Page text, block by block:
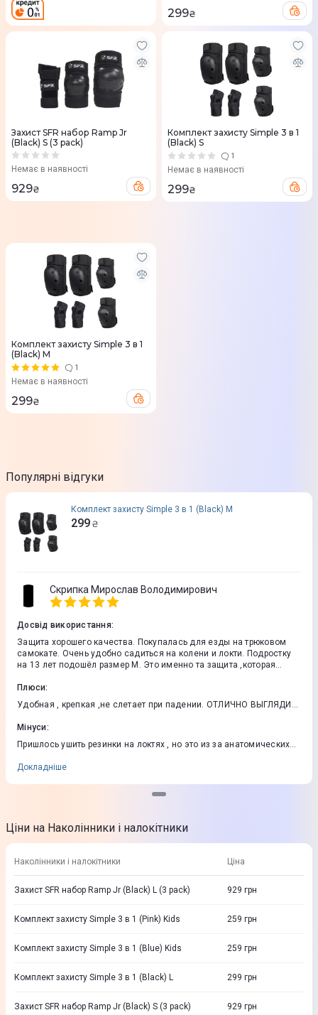
299₴
Захист SFR набор Ramp Jr
(Black) S (3 pack)
Немає в наявності
929₴
Комплект захисту Simple 3 в 1
(Black) S
1
Немає в наявності
299₴
Комплект захисту Simple 3 в 1
(Black) M
1
Немає в наявності
299₴
Популярні відгуки
Комплект захисту Simple 3 в 1 (Black) M
299 ₴
Скрипка Мирослав Володимирович
Досвід використання:
Защита хорошего качества. Покупалась для езды на трюковом
самокате. Очень удобно садиться на колени и локти. Подростку
на 13 лет подошёл размер М. Это именно та защита ,которая
размер.
Плюси:
Удобная , крепкая ,не слетает при падении. ОТЛИЧНО ВЫГЛЯДИТ
Мінуси:
Пришлось ушить резинки на локтях , но это из за анатомических
Докладніше
Ціни на Наколінники і налокітники
Наколінники і налокітники Ціна
Захист SFR набор Ramp Jr (Black) L (3 pack) 929 грн
Комплект захисту Simple 3 в 1 (Pink) Kids 259 грн
Комплект захисту Simple 3 в 1 (Blue) Kids 259 грн
Комплект захисту Simple 3 в 1 (Black) L 299 грн
Захист SFR набор Ramp Jr (Black) S (3 pack) 929 грн